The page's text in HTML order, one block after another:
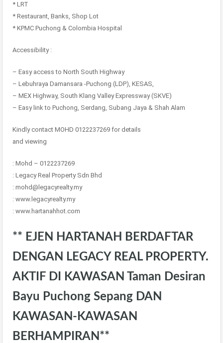
* LRT
* Restaurant, Banks, Shop Lot
* KPMC Puchong & Colombia Hospital
Accessibility :
– Easy access to North South Highway
– Lebuhraya Damansara -Puchong (LDP), KESAS,
– MEX Highway, South Klang Valley Expressway (SKVE)
– Easy link to Puchong, Serdang, Subang Jaya & Shah Alam
Kindly contact MOHD 0122237269 for details
and viewing
: Mohd – 0122237269
: Legacy Real Property Sdn Bhd
: mohd@legacyrealty.my
: www.legacyrealty.my
: www.hartanahhot.com
** EJEN HARTANAH BERDAFTAR
DENGAN LEGACY REAL PROPERTY.
AKTIF DI KAWASAN Taman Desiran
Bayu Puchong Sepang DAN
KAWASAN-KAWASAN
BERHAMPIRAN**